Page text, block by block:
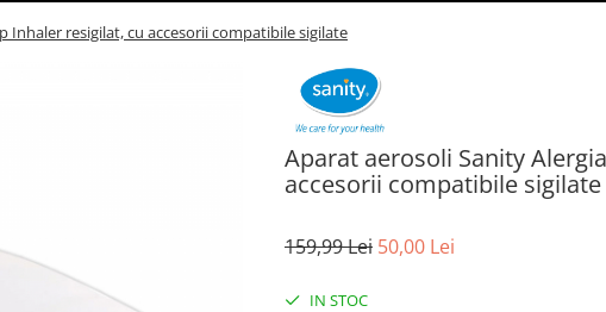
Inhaler resigilat, cu accesorii compatibile sigilate
Aparat aerosoli Sanity
accesorii compatibile sigilate
159,99 Lei 50,00 Lei
IN STOC